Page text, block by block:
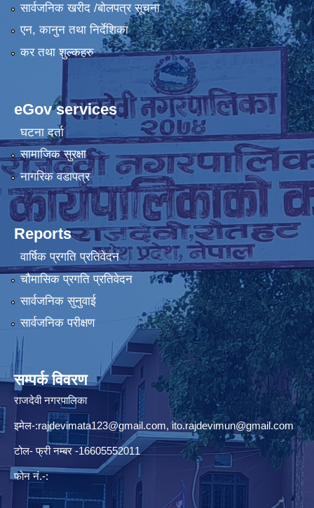
सार्वजनिक खरीद /बोलपत्र सूचना
एन, कानुन तथा निर्देशिका
कर तथा शुल्कहरु
eGov services
घटना दर्ता
सामाजिक सुरक्षा
नागरिक वडापत्र
Reports
वार्षिक प्रगति प्रतिवेदन
चौमासिक प्रगति प्रतिवेदन
सार्वजनिक सुनुवाई
सार्वजनिक परीक्षण
सम्पर्क विवरण
राजदेवी नगरपालिका
इमेल-:rajdevimata123@gmail.com,ito.rajdevimun@gmail.com
टोल- फ्री नम्बर -16605552011
फोन नं.-: